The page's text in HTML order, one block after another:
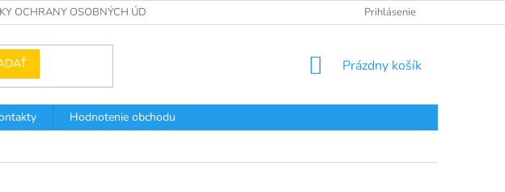
OCHRANY OSOBNÝCH ÚDAJOV Prihlásenie
NÁKUPNÝ
Prázdny košík
Hodnotenie obchodu